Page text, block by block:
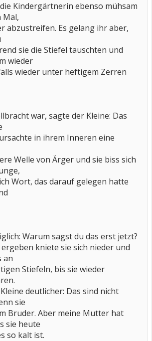
Kindergärtnerin ebenso mühsam
Mal,
abzustreifen. Es gelang ihr aber,
sie die Stiefel tauschten und
wieder
wieder unter heftigem Zerren
war, sagte der Kleine: Das
in ihrem Inneren eine
Welle von Ärger und sie biss sich
Wort, das darauf gelegen hatte
Warum sagst du das erst jetzt?
kniete sie sich nieder und
an
Stiefeln, bis sie wieder
deutlicher: Das sind nicht
sie
Bruder. Aber meine Mutter hat
sie heute
so kalt ist.